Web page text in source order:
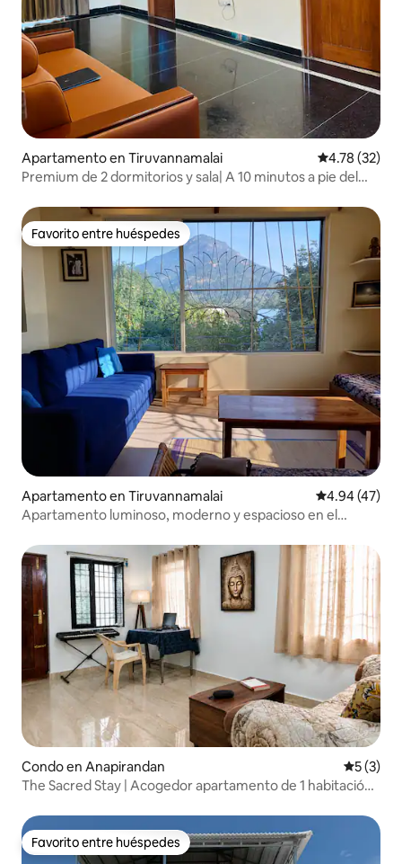
Apartamento en Tiruvannamalai Calificación
4.78 (32)
Premium de 2 dormitorios y sala| A 10 minutos a pie del
Favorito entre huéspedes
Favorito entre huéspedes
Apartamento en Tiruvannamalai Calificación
4.94 (47)
Apartamento luminoso, moderno y espacioso en el
Condo en Anapirandan
5 (3)
The Sacred Stay | Acogedor apartamento de 1 habitación
Favorito entre huéspedes
Favorito entre huéspedes